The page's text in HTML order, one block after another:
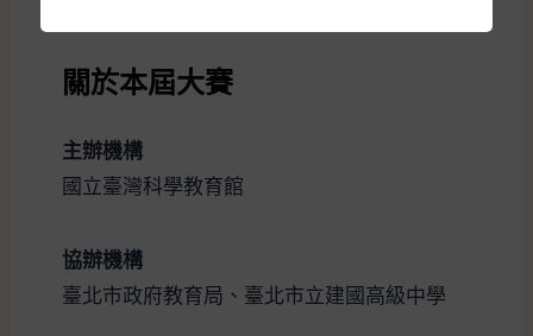
關於本屆大賽
主辦機構
國立臺灣科學教育館
協辦機構
臺北市政府教育局、臺北市立建國高級中學